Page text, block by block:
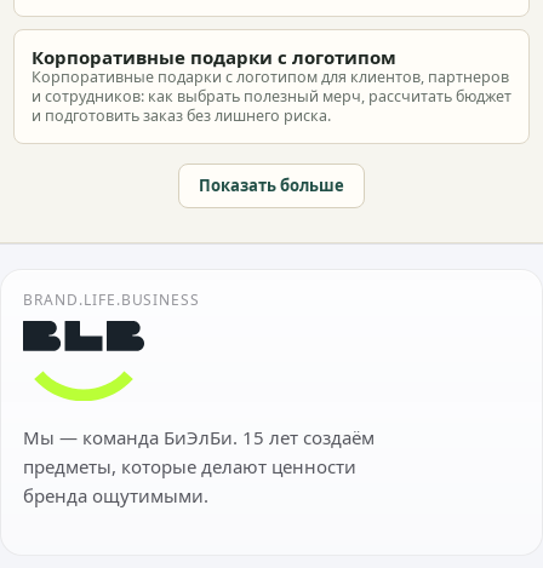
Корпоративные подарки с логотипом
Корпоративные подарки с логотипом для клиентов, партнеров
и сотрудников: как выбрать полезный мерч, рассчитать бюджет
и подготовить заказ без лишнего риска.
Показать больше
BRAND.LIFE.BUSINESS
Мы — команда БиЭлБи. 15 лет создаём
предметы, которые делают ценности
бренда ощутимыми.